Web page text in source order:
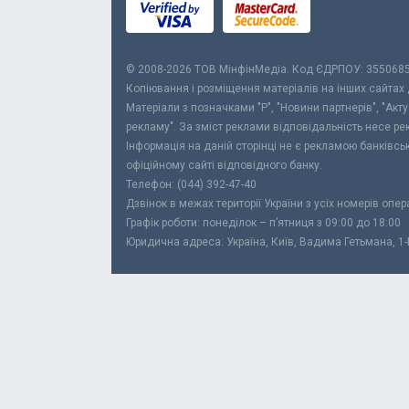
© 2008-2026 ТОВ МiнфiнМедiа. Код ЄДРПОУ:
Копіювання і розміщення матеріалів на інших
Матеріали з позначками "Р", "Новини партнерів",
рекламу". За зміст реклами відповідальність несе
Інформація на даній сторінці не є рекламою
офіційному сайті відповідного банку.
Телефон: (044) 392-47-40
Дзвінок в межах території України з усіх номерів
Графік роботи: понеділок – п’ятниця з 09:00 до 18:00
Юридична адреса: Україна, Київ, Вадима Гетьмана,